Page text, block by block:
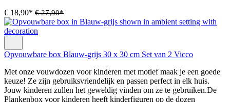
€ 18,90* € 27,90*
Opvouwbare box Blauw-grijs 30 x 30 cm Set van 2 Vicco
Met onze vouwdozen voor kinderen met motief maak je een goede
keuze! Ze zijn gebruiksvriendelijk en passen perfect in elk huis.
Jouw kinderen zullen het geweldig vinden om ze te gebruiken.De
Plankenbox voor kinderen heeft kinderfiguren op de dozen